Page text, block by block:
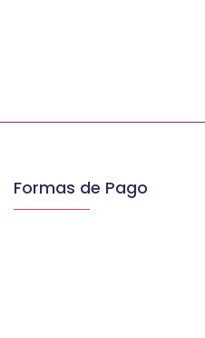
Formas de Pago